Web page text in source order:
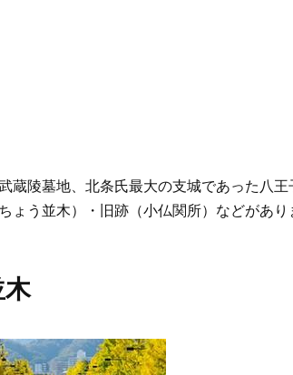
蔵陵墓地、北条氏最大の支城であった八王
ょう並木）・旧跡（小仏関所）などがあり